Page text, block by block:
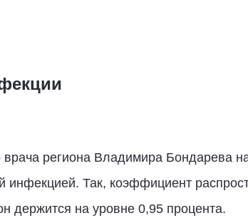
врача региона Владимира Бондарева
инфекцией. Так, коэффициент
держится на уровне 0,95 процента.